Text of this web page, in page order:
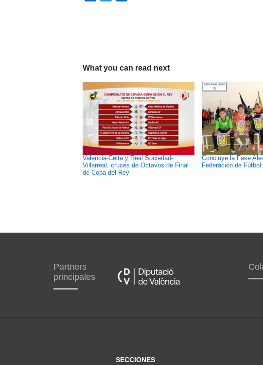
What you can read next
Valencia-Celta y Real Sociedad-
Villarreal, cruces de Octavos de Final
de Copa del Rey
Concluye la Fase
Federación de Fútbol
Partners
principales
SECCIONES